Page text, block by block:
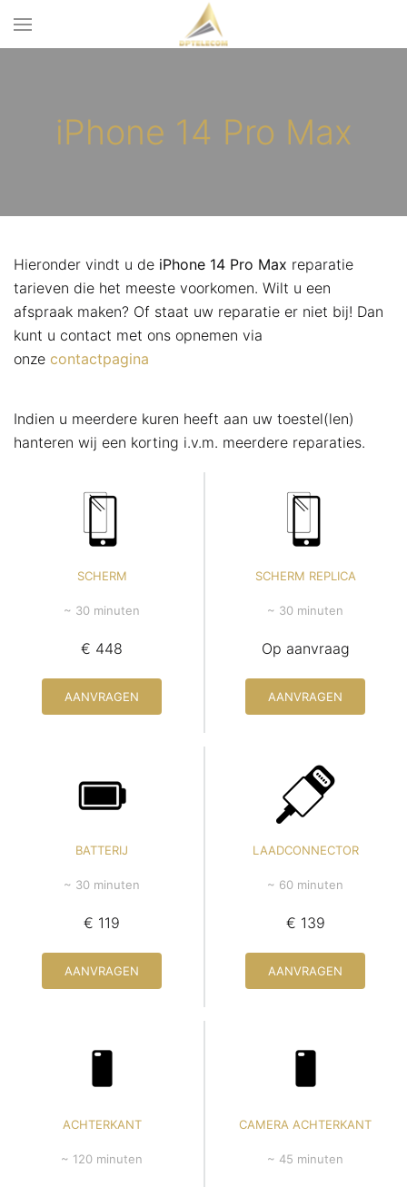
iPhone 14 Pro Max
Hieronder vindt u de iPhone 14 Pro Max reparatie
tarieven die het meeste voorkomen. Wilt u een
afspraak maken? Of staat uw reparatie er niet bij! Dan
kunt u contact met ons opnemen via
onze contactpagina
Indien u meerdere kuren heeft aan uw toestel(len)
hanteren wij een korting i.v.m. meerdere reparaties.
SCHERM
~ 30 minuten
€ 448
AANVRAGEN
SCHERM REPLICA
~ 30 minuten
Op aanvraag
AANVRAGEN
BATTERIJ
~ 30 minuten
€ 119
AANVRAGEN
LAADCONNECTOR
~ 60 minuten
€ 139
AANVRAGEN
ACHTERKANT
~ 120 minuten
CAMERA ACHTERKANT
~ 45 minuten